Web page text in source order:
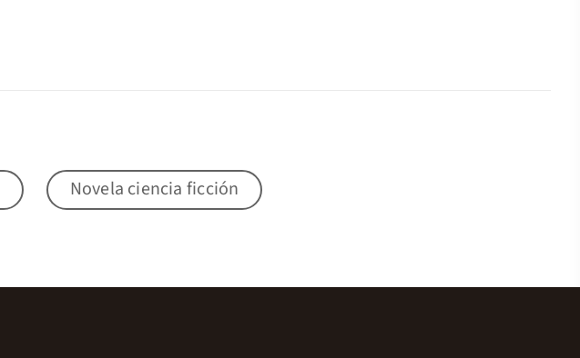
Novela ciencia ficción